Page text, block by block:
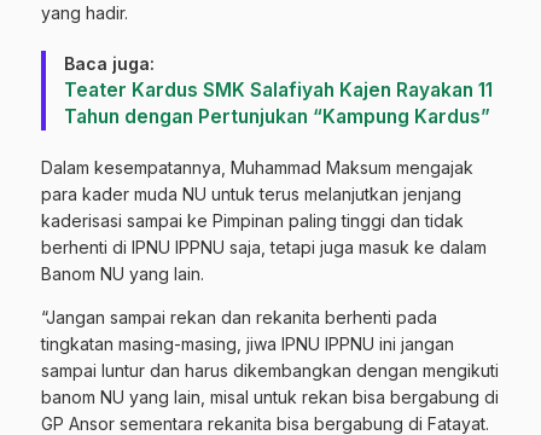
yang hadir.
Baca juga:
Teater Kardus SMK Salafiyah Kajen Rayakan 11
Tahun dengan Pertunjukan “Kampung Kardus”
Dalam kesempatannya, Muhammad Maksum mengajak
para kader muda NU untuk terus melanjutkan jenjang
kaderisasi sampai ke Pimpinan paling tinggi dan tidak
berhenti di IPNU IPPNU saja, tetapi juga masuk ke dalam
Banom NU yang lain.
“Jangan sampai rekan dan rekanita berhenti pada
tingkatan masing-masing, jiwa IPNU IPPNU ini jangan
sampai luntur dan harus dikembangkan dengan mengikuti
banom NU yang lain, misal untuk rekan bisa bergabung di
GP Ansor sementara rekanita bisa bergabung di Fatayat.